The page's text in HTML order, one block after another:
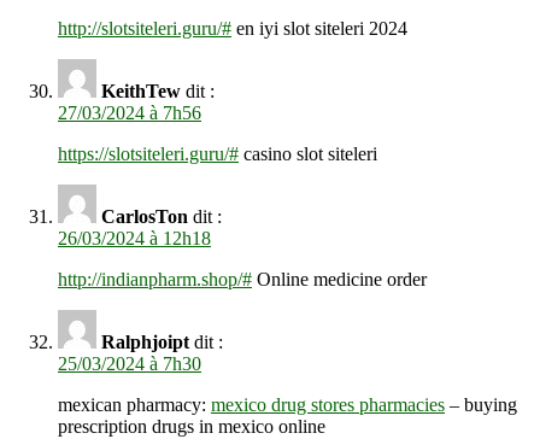
http://slotsiteleri.guru/# en iyi slot siteleri 2024
KeithTew dit :
27/03/2024 à 7h56
https://slotsiteleri.guru/# casino slot siteleri
CarlosTon dit :
26/03/2024 à 12h18
http://indianpharm.shop/# Online medicine order
Ralphjoipt dit :
25/03/2024 à 7h30
mexican pharmacy: mexico drug stores pharmacies – buying
prescription drugs in mexico online